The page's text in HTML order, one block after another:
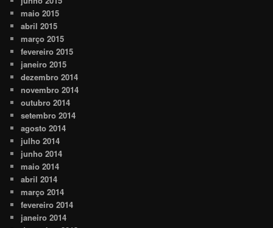
maio 2015
abril 2015
março 2015
fevereiro 2015
janeiro 2015
dezembro 2014
novembro 2014
outubro 2014
setembro 2014
agosto 2014
julho 2014
junho 2014
maio 2014
abril 2014
março 2014
fevereiro 2014
janeiro 2014